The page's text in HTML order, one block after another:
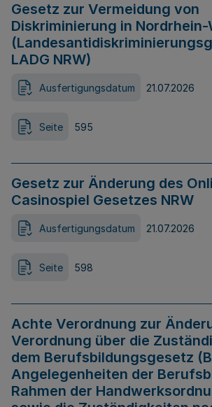
Gesetz zur Vermeidung von
Diskriminierung in
LADG NRW)
Ausfertigungsdatum 21.07.2026
Seite 595
Gesetz zur Änderung des
Casinospiel Gesetzes NRW
Ausfertigungsdatum 21.07.2026
Seite 598
Achte Verordnung zur
Verordnung über die
dem Berufsbildungsgesetz
Angelegenheiten der
Rahmen der